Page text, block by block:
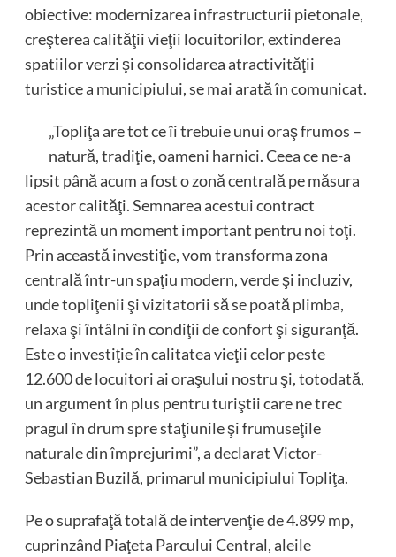
obiective: modernizarea infrastructurii pietonale,
creşterea calităţii vieţii locuitorilor, extinderea
spatiilor verzi şi consolidarea atractivităţii
turistice a municipiului, se mai arată în comunicat.
„Topliţa are tot ce îi trebuie unui oraş frumos –
natură, tradiţie, oameni harnici. Ceea ce ne-a
lipsit până acum a fost o zonă centrală pe măsura
acestor calităţi. Semnarea acestui contract
reprezintă un moment important pentru noi toţi.
Prin această investiţie, vom transforma zona
centrală într-un spaţiu modern, verde şi incluziv,
unde topliţenii şi vizitatorii să se poată plimba,
relaxa şi întâlni în condiţii de confort şi siguranţă.
Este o investiţie în calitatea vieţii celor peste
12.600 de locuitori ai oraşului nostru şi, totodată,
un argument în plus pentru turiştii care ne trec
pragul în drum spre staţiunile şi frumuseţile
naturale din împrejurimi”, a declarat Victor-
Sebastian Buzilă, primarul municipiului Topliţa.
Pe o suprafaţă totală de intervenţie de 4.899 mp,
cuprinzând Piaţeta Parcului Central, aleile